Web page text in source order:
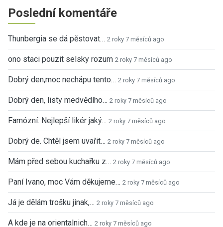
Poslední komentáře
Thunbergia se dá pěstovat… 2 roky 7 měsíců ago
ono staci pouzit selsky rozum 2 roky 7 měsíců ago
Dobrý den,moc nechápu tento… 2 roky 7 měsíců ago
Dobrý den, listy medvědího… 2 roky 7 měsíců ago
Famózní. Nejlepší likér jaký… 2 roky 7 měsíců ago
Dobrý de. Chtěl jsem uvařit… 2 roky 7 měsíců ago
Mám před sebou kuchařku z… 2 roky 7 měsíců ago
Paní Ivano, moc Vám děkujeme… 2 roky 7 měsíců ago
Já je dělám trošku jinak,… 2 roky 7 měsíců ago
A kde je na orientalnich… 2 roky 7 měsíců ago